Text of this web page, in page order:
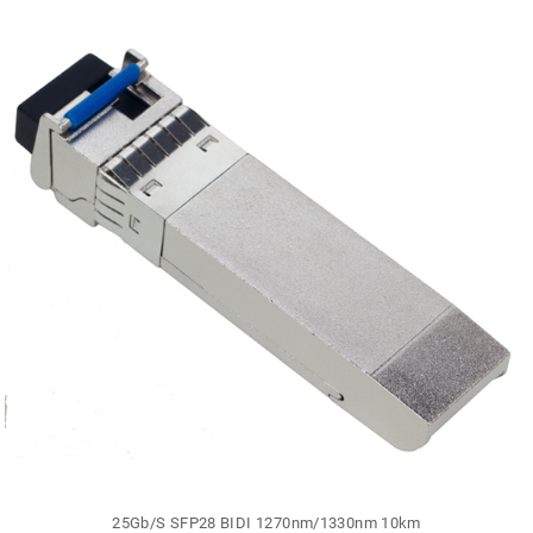
25Gb/S SFP28 BIDI 1270nm/1330nm 10km